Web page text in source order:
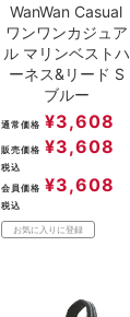
WanWan Casual
ワンワンカジュア
ル マリンベストハ
ーネス&リード S
ブルー
通常価格 ¥3,608
販売価格 ¥3,608
税込
会員価格 ¥3,608
税込
お気に入りに登録